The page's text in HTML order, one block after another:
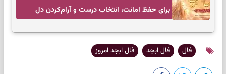
برای حفظ امانت، انتخاب درست و آرام‌کردن دل
فال فال ابجد فال ابجد امروز